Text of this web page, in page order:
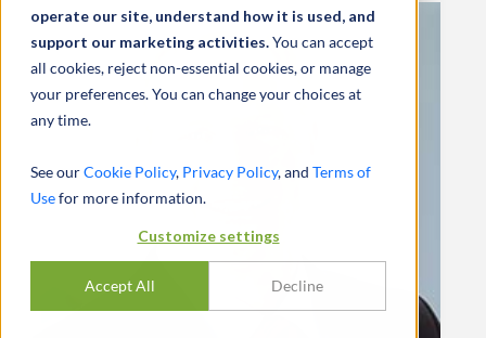
operate our site, understand how it is used, and
support our marketing activities.You can accept
all cookies, reject non-essential cookies, or manage
your preferences. You can change your choices at
any time.
See ourCookie Policy, Privacy Policy, and Terms of
Usefor more information.
Customize settings
Accept All Decline